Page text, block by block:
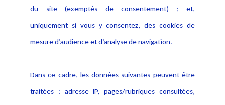
Notice Légale
Politique de protection des
données
Publications
du site (exemptés de consentement) ; et,
uniquement si vous y consentez, des cookies de
mesure d’audience et d’analyse de navigation.
Dans ce cadre, les données suivantes peuvent être
traitées : adresse IP, pages/rubriques consultées,